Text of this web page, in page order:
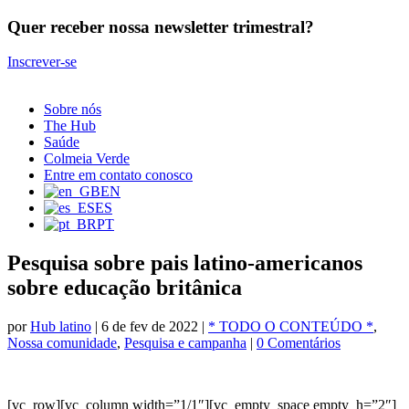
Quer receber nossa newsletter trimestral?
Inscrever-se
Sobre nós
The Hub
Saúde
Colmeia Verde
Entre em contato conosco
EN
ES
PT
Pesquisa sobre pais latino-americanos
sobre educação britânica
porHub latino | 6 de fev de 2022 | * TODO O CONTEÚDO *,
Nossa comunidade, Pesquisa e campanha | 0 Comentários
[vc_row][vc_column width=”1/1″][vc_empty_space empty_h=”2″]